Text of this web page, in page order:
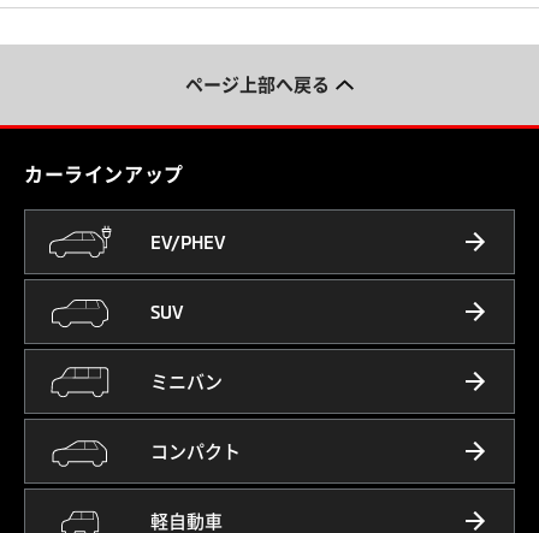
ページ上部へ戻る
カーラインアップ
EV/PHEV
SUV
ミニバン
コンパクト
軽自動車